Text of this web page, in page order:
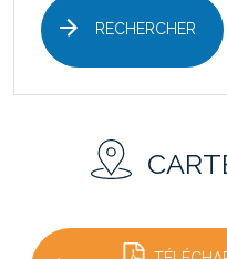
RECHERCHER